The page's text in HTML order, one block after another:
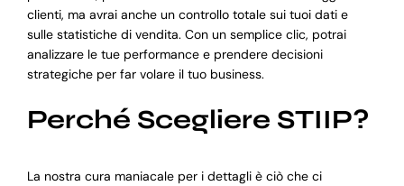
clienti, ma avrai anche un controllo totale sui tuoi dati e
sulle statistiche di vendita. Con un semplice clic, potrai
analizzare le tue performance e prendere decisioni
strategiche per far volare il tuo business.
Perché Scegliere STIIP?
La nostra cura maniacale per i dettagli è ciò che ci